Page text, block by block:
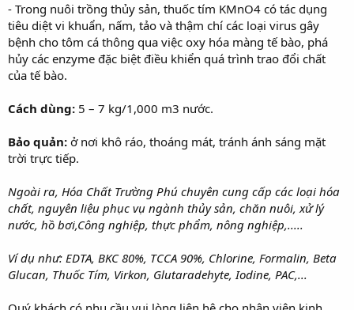
- Trong nuôi trồng thủy sản, thuốc tím KMnO4 có tác dụng
tiêu diệt vi khuẩn, nấm, tảo và thậm chí các loại virus gây
bệnh cho tôm cá thông qua việc oxy hóa màng tế bào, phá
hủy các enzyme đặc biệt điều khiển quá trình trao đổi chất
của tế bào.
Cách dùng: 5 – 7 kg/1,000 m3 nước.
Bảo quản: ở nơi khô ráo, thoáng mát, tránh ánh sáng mặt
trời trực tiếp.
Ngoài ra, Hóa Chất Trường Phú chuyên cung cấp các loại hóa
chất, nguyên liệu phục vụ ngành thủy sản, chăn nuôi, xử lý
nước, hồ bơi,Công nghiệp, thực phẩm, nông nghiệp,.....
Ví dụ như: EDTA, BKC 80%, TCCA 90%, Chlorine, Formalin, Beta
Glucan, Thuốc Tím, Virkon, Glutaradehyte, Iodine, PAC,...